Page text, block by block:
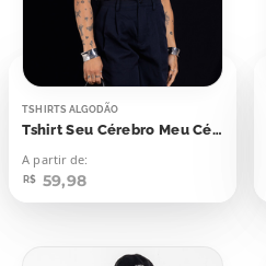
TSHIRTS ALGODÃO
Tshirt Seu Cérebro Meu Cérebro
A partir de:
R$ 59,98